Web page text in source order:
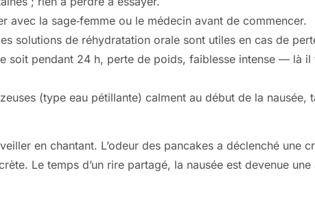
avec la sage‑femme ou le médecin avant de commencer.
solutions de réhydratation orale sont utiles en cas de
soit pendant 24 h, perte de poids, faiblesse intense — là
(type eau pétillante) calment au début de la nausée,
en chantant. L’odeur des pancakes a déclenché une
Le temps d’un rire partagé, la nausée est devenue une